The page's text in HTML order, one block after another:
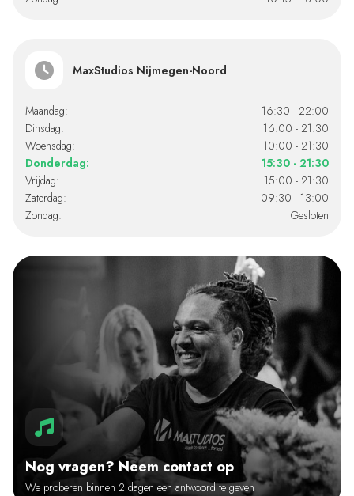
MaxStudios Nijmegen-Noord
Maandag:
16:30 - 22:00
Dinsdag:
16:00 - 21:30
Woensdag:
10:00 - 21:30
Donderdag:
15:30 - 21:30
Vrijdag:
15:00 - 21:30
Zaterdag:
09:30 - 13:00
Zondag:
Gesloten
Nog vragen? Neem contact op
We proberen binnen 2 dagen een antwoord te geven